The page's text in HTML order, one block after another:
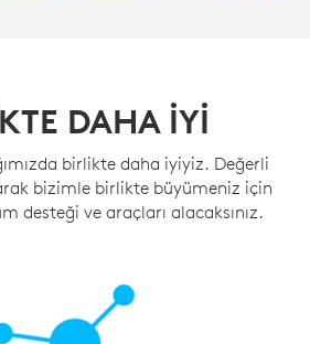
DAHA İYİ
birlikte daha iyiyiz. Değerli
bizimle birlikte büyümeniz için
desteği ve araçları alacaksınız.